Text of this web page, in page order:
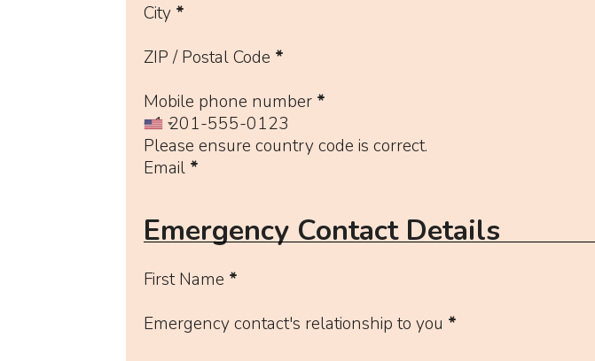
City *
ZIP / Postal Code *
Mobile phone number *
Please ensure country code is correct.
Email *
Emergency Contact Details
First Name *
Emergency contact's relationship to you *